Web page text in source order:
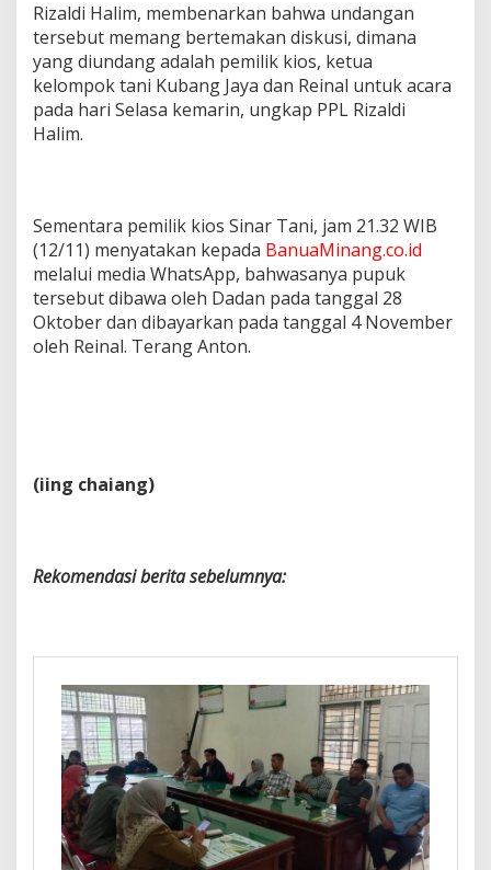
Rizaldi Halim, membenarkan bahwa undangan
tersebut memang bertemakan diskusi, dimana
yang diundang adalah pemilik kios, ketua
kelompok tani Kubang Jaya dan Reinal untuk acara
pada hari Selasa kemarin, ungkap PPL Rizaldi
Halim.
Sementara pemilik kios Sinar Tani, jam 21.32 WIB
(12/11) menyatakan kepada BanuaMinang.co.id
melalui media WhatsApp, bahwasanya pupuk
tersebut dibawa oleh Dadan pada tanggal 28
Oktober dan dibayarkan pada tanggal 4 November
oleh Reinal. Terang Anton.
(iing chaiang)
Rekomendasi berita sebelumnya: